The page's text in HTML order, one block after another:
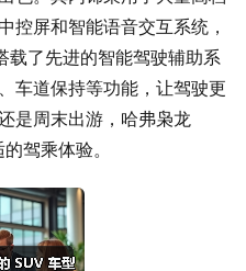
控屏和智能语音交互系统，
载了先进的智能驾驶辅助系
车道保持等功能，让驾驶更
是周末出游，哈弗枭龙
驾乘体验。